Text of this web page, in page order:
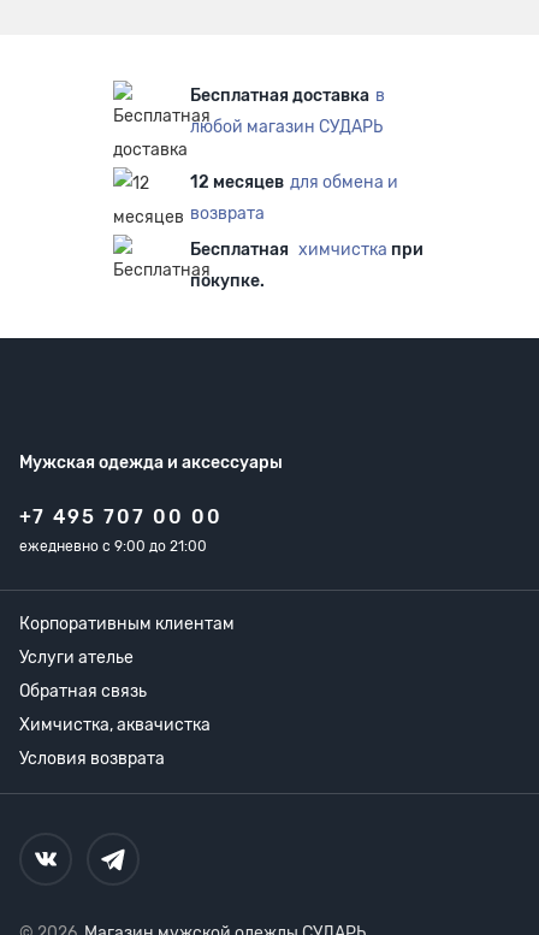
Бесплатная доставка в
любой магазин СУДАРЬ
12 месяцев для обмена и
возврата
Бесплатная химчистка при
покупке.
Мужская одежда и аксессуары
+7 495 707 00 00
ежедневно с 9:00 до 21:00
Корпоративным клиентам
Услуги ателье
Обратная связь
Химчистка, аквачистка
Условия возврата